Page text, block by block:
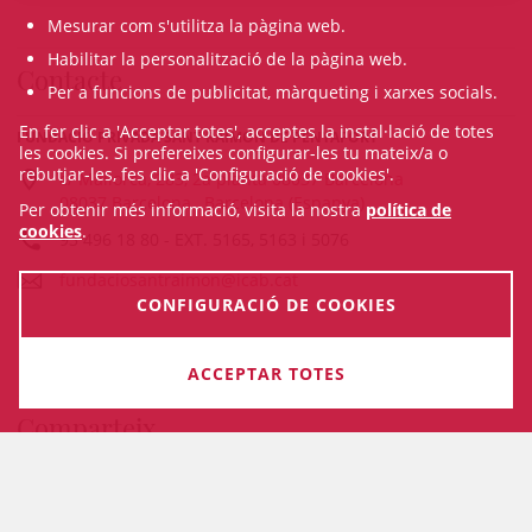
Contacte
FUNDACIÓ PRIVADA SANT RAIMON DE PENYAFORT
c/ Mallorca, 283, 2a planta 08037 Barcelona
08037 Barcelona , Barcelona (Espanya)
93 496 18 80
fundaciosantraimon@icab.cat
Comparteix
Mesurar com s'utilitza la pàgina web.
Habilitar la personalització de la pàgina web.
Per a funcions de publicitat, màrqueting i xarxes socials.
En fer clic a 'Acceptar totes', acceptes la instal·lació de totes
les cookies. Si prefereixes configurar-les tu mateix/a o
rebutjar-les, fes clic a 'Configuració de cookies'.
Per obtenir més informació, visita la nostra política de
cookies.
CONFIGURACIÓ DE COOKIES
ACCEPTAR TOTES